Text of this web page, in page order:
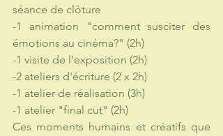
séance de clôture
-1 animation "comment susciter des
émotions au cinéma?" (2h)
-1 visite de l'exposition (2h)
-2 ateliers d'écriture (2 x 2h)
-1 atelier de réalisation (3h)
-1 atelier "final cut" (2h)
Ces moments humains et créatifs que